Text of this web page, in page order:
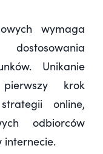
wymaga
Unikanie
krok
online,
odbiorców
internecie.